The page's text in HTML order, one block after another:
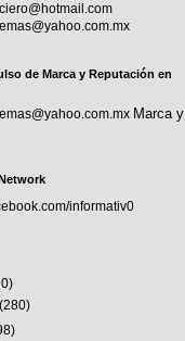
de Marca y Reputación en
Marca y
informativ0
(280)